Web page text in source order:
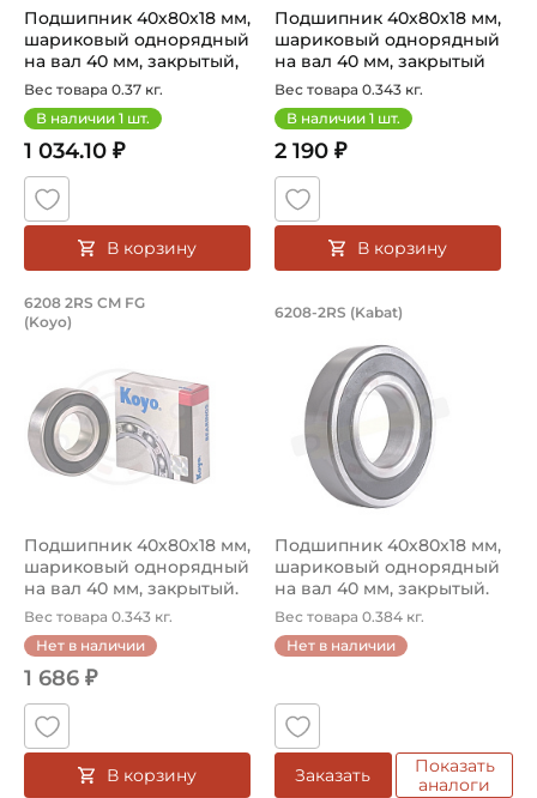
Подшипник 40х80х18 мм,
шариковый однорядный
на вал 40 мм, закрытый,
улу...
Вес товара 0.37 кг.
В наличии 1 шт.
1 034.10 ₽
В корзину
Подшипник 40х80х18 мм,
шариковый однорядный
на вал 40 мм, закрытый
Вес товара 0.343 кг.
В наличии 1 шт.
2 190 ₽
В корзину
Подшипник 40х80х18 мм, шариковый
Подшипник шариковый однорядный 6208 2RS CM FG
6208 2RS CM FG
(Koyo)
Подшипник 40х80х18 мм,
шариковый однорядный
на вал 40 мм, закрытый.
Арт...
Вес товара 0.343 кг.
Нет в наличии
1 686 ₽
В корзину
Подшипник
6208-2RS (Kabat)
Подшипник 40х80х18 мм,
шариковый однорядный
на вал 40 мм, закрытый.
Арт...
Вес товара 0.384 кг.
Нет в наличии
Заказать
Показать
аналоги